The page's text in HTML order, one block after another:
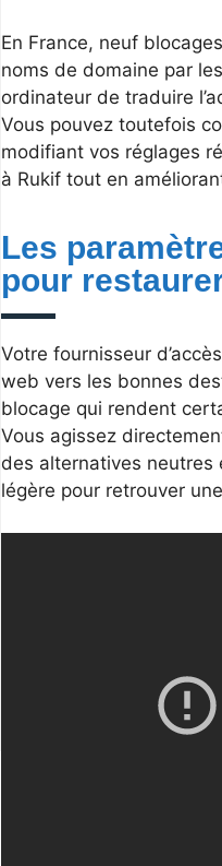
En France, neuf
noms de domaine par
ordinateur de traduire
Vous pouvez toutefois
modifiant vos réglages
à Rukif tout en
Les
pour
Votre fournisseur
web vers les bonnes
blocage qui rendent
Vous agissez
des alternatives
légère pour retrouver